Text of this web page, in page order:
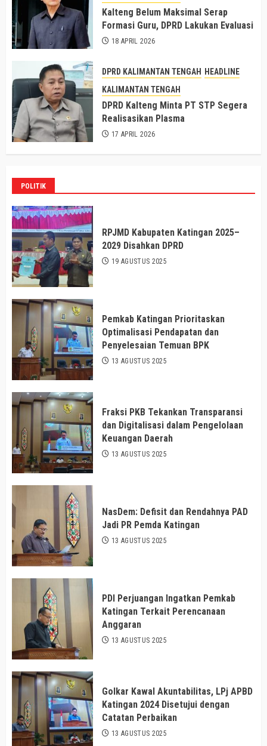
Kalteng Belum Maksimal Serap
Formasi Guru, DPRD Lakukan Evaluasi
18 APRIL 2026
DPRD KALIMANTAN TENGAH
HEADLINE
KALIMANTAN TENGAH
DPRD Kalteng Minta PT STP Segera
Realisasikan Plasma
17 APRIL 2026
POLITIK
RPJMD Kabupaten Katingan 2025–
2029 Disahkan DPRD
19 AGUSTUS 2025
Pemkab Katingan Prioritaskan
Optimalisasi Pendapatan dan
Penyelesaian Temuan BPK
13 AGUSTUS 2025
Fraksi PKB Tekankan Transparansi
dan Digitalisasi dalam Pengelolaan
Keuangan Daerah
13 AGUSTUS 2025
NasDem: Defisit dan Rendahnya PAD
Jadi PR Pemda Katingan
13 AGUSTUS 2025
PDI Perjuangan Ingatkan Pemkab
Katingan Terkait Perencanaan
Anggaran
13 AGUSTUS 2025
Golkar Kawal Akuntabilitas, LPj APBD
Katingan 2024 Disetujui dengan
Catatan Perbaikan
13 AGUSTUS 2025